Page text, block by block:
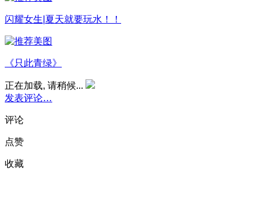
闪耀女生|夏天就要玩水！！
《只此青绿》
正在加载, 请稍候...
发表评论…
评论
点赞
收藏